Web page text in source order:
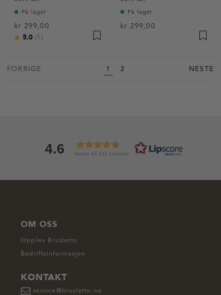
På lager
kr 299,00
Karakter:
5.0 (1)
På lager
kr 299,00
FORRIGE 1 2 NESTE
4.6 Basert på 182 stemmer
OM OSS
Opplev Brusletto
Bedriftsinformasjon
KONTAKT
service@brusletto.no